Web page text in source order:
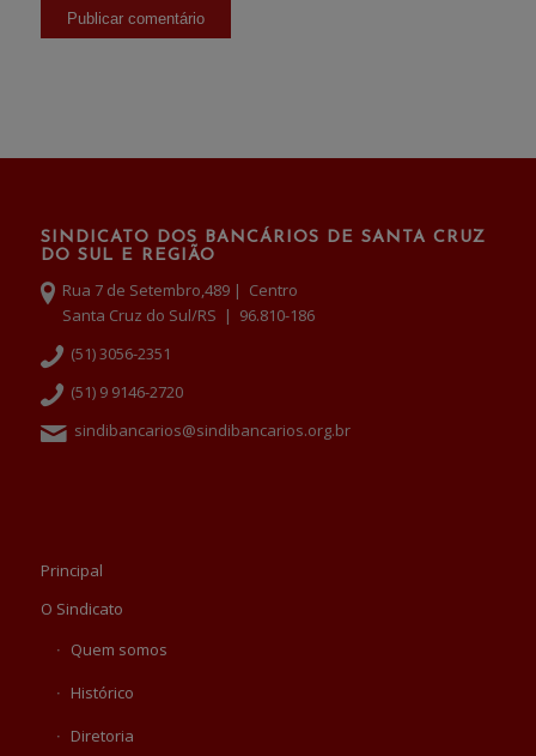
SINDICATO DOS BANCÁRIOS DE SANTA CRUZ
DO SUL E REGIÃO
Rua 7 de Setembro,489 | Centro
Santa Cruz do Sul/RS | 96.810-186
(51) 3056-2351
(51) 9 9146-2720
sindibancarios@sindibancarios.org.br
Principal
O Sindicato
Quem somos
Histórico
Diretoria